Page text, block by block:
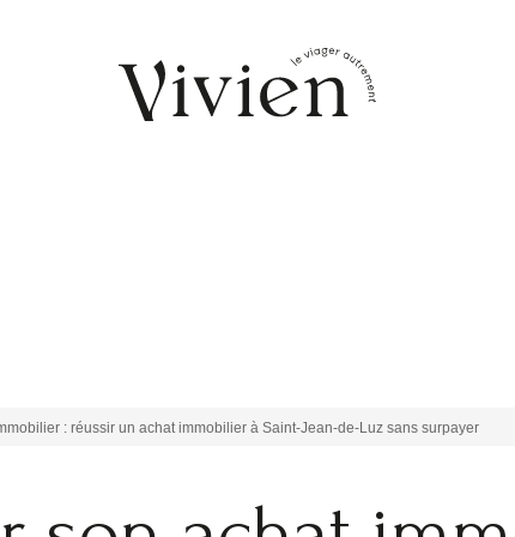
: réussir un achat immobilier à Saint-Jean-de-Luz sans surpayer